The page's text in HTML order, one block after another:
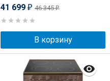
41 699 ₽ 46 345₽
В корзину